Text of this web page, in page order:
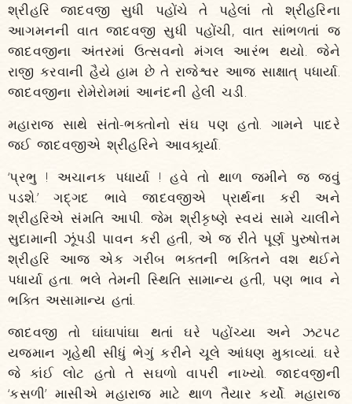
શ્રીહરિ જાદવજી સુધી પહોંચે તે પહેલાં તો શ્રીહરિના
આગમનની વાત જાદવજી સુધી પહોંચી, વાત સાંભળતાં જ
જાદવજીના અંતરમાં ઉત્સવનો મંગલ આરંભ થયો. જેને
રાજી કરવાની હૈયે હામ છે તે રાજેશ્વર આજ સાક્ષાત્‌ પધાર્યા.
જાદવજીના રોમેરોમમાં આનંદની હેલી ચડી.
મહારાજ સાથે સંતો-ભક્તોનો સંઘ પણ હતો. ગામને પાદરે
જઈ જાદવજીએ શ્રીહરિને આવકાર્ર્યા.
‘પ્રભુ ! અચાનક પધાર્યા ! હવે તો થાળ જમીને જ જવું
પડશે.’ ગદ્‌ગદ ભાવે જાદવજીએ પ્રાર્થના કરી અને
શ્રીહરિએ સંમતિ આપી. જેમ શ્રીકૃષ્ણે સ્વયં સામે ચાલીને
સુદામાની ઝૂંપડી પાવન કરી હતી, એ જ રીતે પૂર્ણ પુરુષોત્તમ
શ્રીહરિ આજ એક ગરીબ ભક્તની ભક્તિને વશ થઈને
પધાર્યા હતા. ભલે તેમની સ્થિતિ સામાન્ય હતી, પણ ભાવ ને
ભક્તિ અસામાન્ય હતાં.
જાદવજી તો ઘાંઘાપાંઘા થતાં ઘરે પહોંચ્યા અને ઝટપટ
યજમાન ગૃહેથી સીધું ભેગું કરીને ચૂલે આંધણ મુકાવ્યાં. ઘરે
જે કાંઈ લોટ હતો તે સઘળો વાપરી નાખ્યો. જાદવજીની
‘કસળી’ માસીએ મહારાજ માટે થાળ તૈયાર કર્યો. મહારાજ